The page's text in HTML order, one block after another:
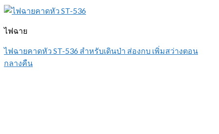
ไฟฉาย
ไฟฉายคาดหัว ST-536 สำหรับเดินป่า ส่องกบ เพิ่มสว่างตอน
กลางคืน